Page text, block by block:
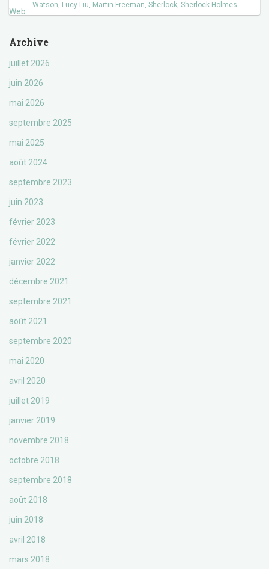
Web
Archive
juillet 2026
juin 2026
mai 2026
septembre 2025
mai 2025
août 2024
septembre 2023
juin 2023
février 2023
février 2022
janvier 2022
décembre 2021
septembre 2021
août 2021
septembre 2020
mai 2020
avril 2020
juillet 2019
janvier 2019
novembre 2018
octobre 2018
septembre 2018
août 2018
juin 2018
avril 2018
mars 2018
Watson, Lucy Liu, Martin Freeman, Sherlock, Sherlock Holmes